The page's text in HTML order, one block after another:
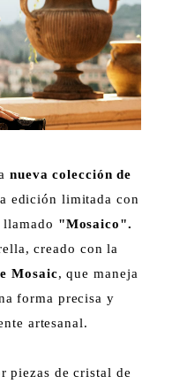
nueva colección de
edición limitada con
"Mosaico".
creado con la
Mosaic, que maneja
forma precisa y
artesanal.
piezas de cristal de